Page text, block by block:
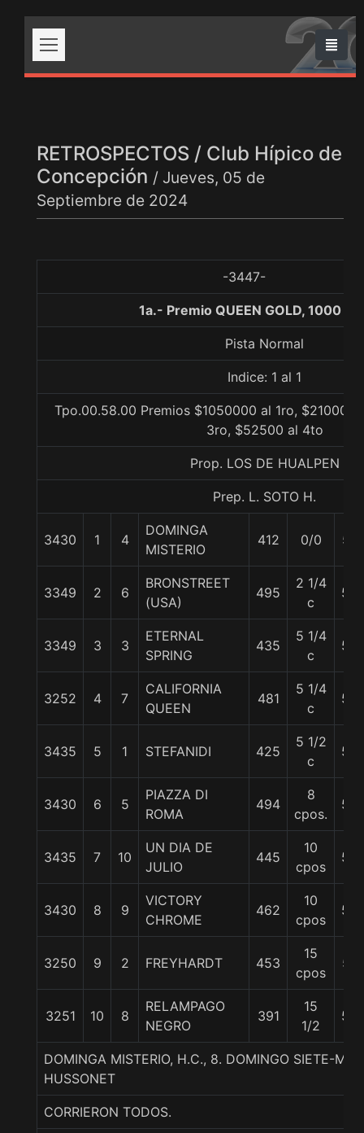
RETROSPECTOS / Club Hípico de
Concepción / Jueves, 05 de
Septiembre de 2024
-3447-
1a.- Premio QUEEN GOLD, 1000
Pista Normal
Indice: 1 al 1
Tpo.00.58.00 Premios $1050000 al 1ro, $210000
3ro, $52500 al 4to
Prop. LOS DE HUALPEN
Prep. L. SOTO H.
3430 1 4
DOMINGA
MISTERIO
412 0/0 57
3349 2 6
BRONSTREET
(USA)
495
2 1/4
c
56
3349 3 3
ETERNAL
SPRING
435
5 1/4
c
56
3252 4 7
CALIFORNIA
QUEEN
481
5 1/4
c
56
3435 5 1 STEFANIDI 425
5 1/2
c
56
3430 6 5
PIAZZA DI
ROMA
494
8
cpos.
56
3435 7 10
UN DIA DE
JULIO
445
10
cpos
56
3430 8 9
VICTORY
CHROME
462
10
cpos
56
3250 9 2 FREYHARDT 453
15
cpos
57
3251 10 8
RELAMPAGO
NEGRO
391
15
1/2
56
DOMINGA MISTERIO, H.C., 8. DOMINGO SIETE-
HUSSONET
CORRIERON TODOS.